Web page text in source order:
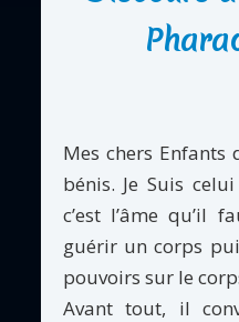
Mes chers Enfants
bénis. Je Suis
c’est l’âme qu’il
guérir un corps
pouvoirs sur le
Avant tout, il